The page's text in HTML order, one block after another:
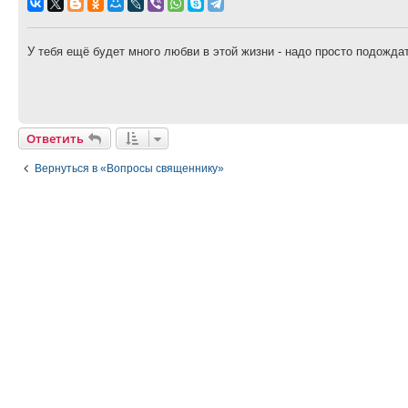
У тебя ещё будет много любви в этой жизни - надо просто
Ответить
Вернуться в «Вопросы священнику»